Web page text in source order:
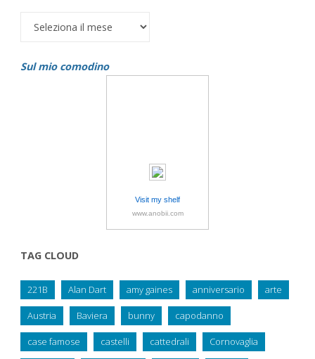
Sul mio comodino
Visit my shelf
www.anobii.com
TAG CLOUD
221B Alan Dart amy gaines anniversario arte
Austria Baviera bunny capodanno
case famose castelli cattedrali Cornovaglia